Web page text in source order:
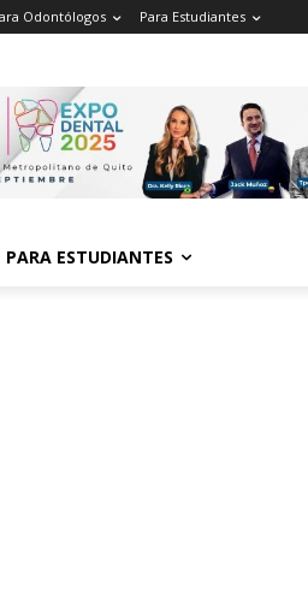
Odontólogos Para Estudiantes
PARA ESTUDIANTES